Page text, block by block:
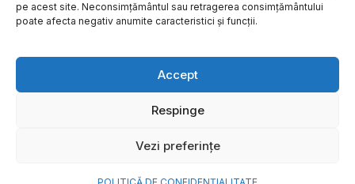
pe acest site. Neconsimțământul sau retragerea consimțământului
poate afecta negativ anumite caracteristici și funcții.
Accept
Respinge
Vezi preferințe
Copyright ©2026